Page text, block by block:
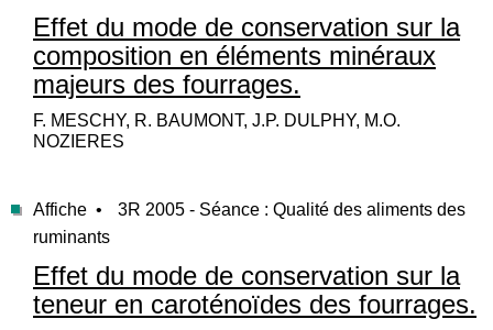
Effet du mode de conservation sur la
composition en éléments minéraux
majeurs des fourrages.
F. MESCHY, R. BAUMONT, J.P. DULPHY, M.O.
NOZIERES
Affiche •
3R 2005 - Séance : Qualité des aliments des
ruminants
Effet du mode de conservation sur la
teneur en caroténoïdes des fourrages.